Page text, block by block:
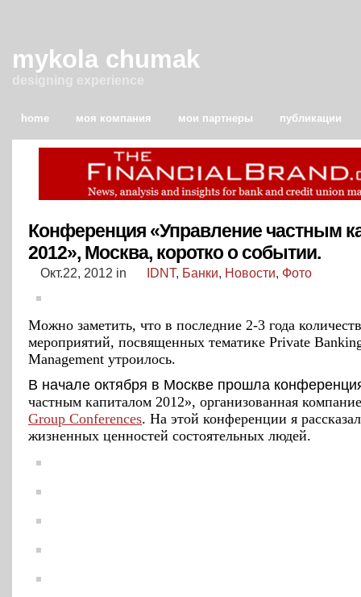
mykola chumak
home моя компания мои партнеры публикации
Конференция «Управление частным
2012», Москва, коротко о событии.
Окт.22, 2012 in IDNT, Банки, Новости, Фото
Можно заметить, что в последние 2-3 года
мероприятий, посвященных тематике Private
Management утроилось.
В начале октября в Москве прошла
частным капиталом 2012», организованная
Group Conferences. На этой конференции я
жизненных ценностей состоятельных людей.